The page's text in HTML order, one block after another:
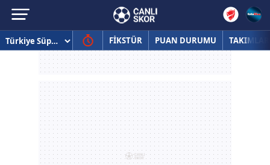
FİKSTÜR PUAN DURUMU TAKIMLAR